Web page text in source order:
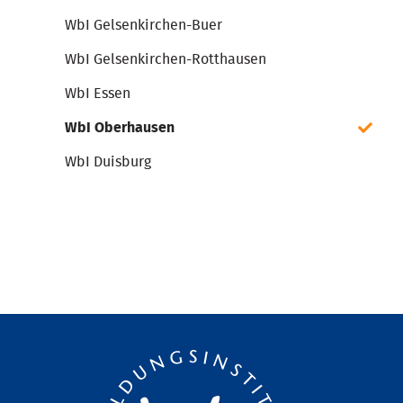
WbI Gelsenkirchen-Buer
WbI Gelsenkirchen-Rotthausen
WbI Essen
WbI Oberhausen
WbI Duisburg